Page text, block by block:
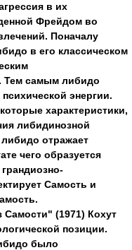
в их
Фрейдом во
Поначалу
в его классическом
Тем самым либидо
энергии.
характеристики,
либидинозной
отражает
чего образуется
Самость и
Самости" (1971) Кохут
позиции.
было